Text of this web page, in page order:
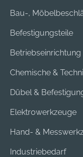
Bau-,
Befestigungsteile
Betriebseinrichtung
Chemische &
Dübel &
Elektrowerkzeuge
Hand- &
Industriebedarf